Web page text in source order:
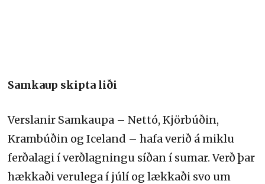
Samkaup skipta liði
Verslanir Samkaupa – Nettó, Kjörbúðin,
Krambúðin og Iceland – hafa verið á miklu
ferðalagi í verðlagningu síðan í sumar. Verð þar
hækkaði verulega í júlí og lækkaði svo um